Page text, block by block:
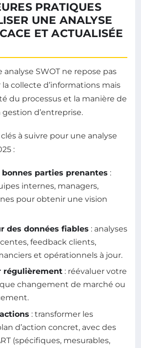
PRATIQUES
UNE ANALYSE
ET ACTUALISÉE
analyse SWOT ne repose pas
collecte d’informations mais
du processus et la manière de
gestion d’entreprise.
à suivre pour une analyse
:
parties prenantes :
internes, managers,
pour obtenir une vision
des données fiables : analyses
feedback clients,
et opérationnels à jour.
régulièrement : réévaluer votre
changement de marché ou
: transformer les
d’action concret, avec des
(spécifiques, mesurables,